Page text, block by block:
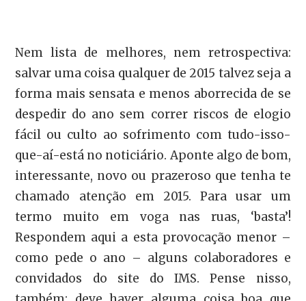
Nem lista de melhores, nem retrospectiva:
salvar uma coisa qualquer de 2015 talvez seja a
forma mais sensata e menos aborrecida de se
despedir do ano sem correr riscos de elogio
fácil ou culto ao sofrimento com tudo-isso-
que-aí-está no noticiário. Aponte algo de bom,
interessante, novo ou prazeroso que tenha te
chamado atenção em 2015. Para usar um
termo muito em voga nas ruas, ‘basta’!
Respondem aqui a esta provocação menor –
como pede o ano – alguns colaboradores e
convidados do site do IMS. Pense nisso,